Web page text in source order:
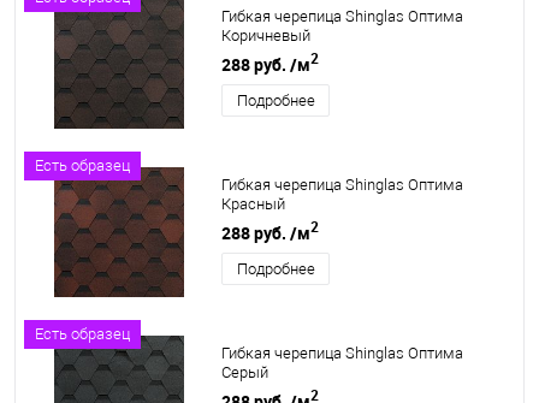
Гибкая черепица Shinglas Оптима
Коричневый
288 руб. /м2
Подробнее
Есть образец
Гибкая черепица Shinglas Оптима
Красный
288 руб. /м2
Подробнее
Есть образец
Гибкая черепица Shinglas Оптима
Серый
2